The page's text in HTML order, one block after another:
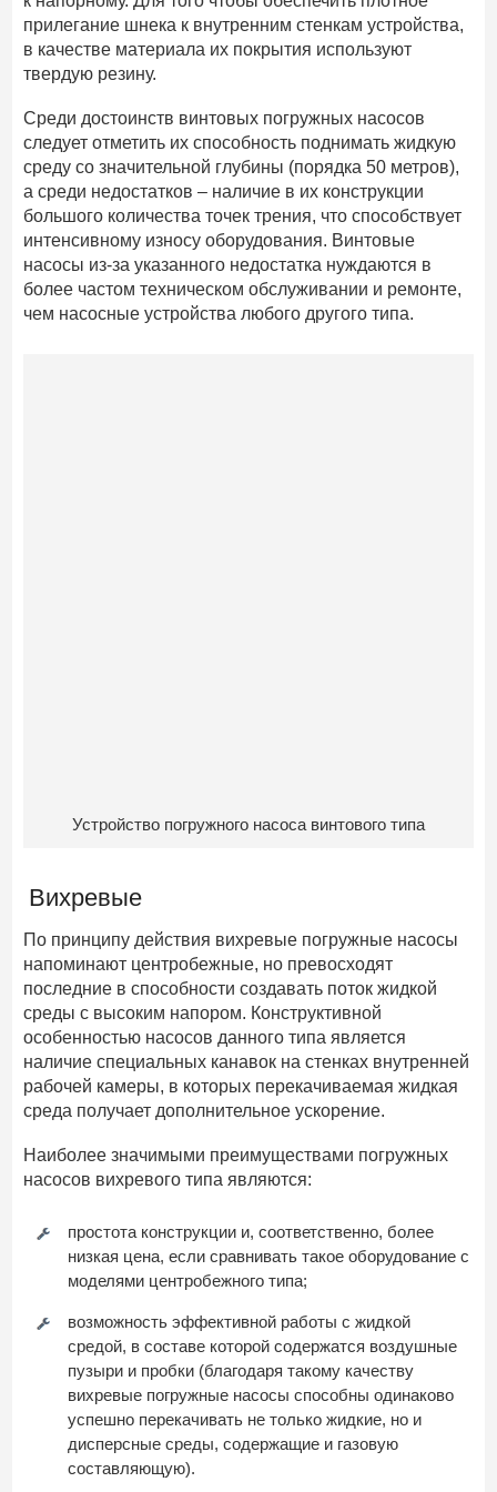
прилегание шнека к внутренним стенкам устройства,
в качестве материала их покрытия используют
твердую резину.
Среди достоинств винтовых погружных насосов
следует отметить их способность поднимать жидкую
среду со значительной глубины (порядка 50 метров),
а среди недостатков – наличие в их конструкции
большого количества точек трения, что способствует
интенсивному износу оборудования. Винтовые
насосы из-за указанного недостатка нуждаются в
более частом техническом обслуживании и ремонте,
чем насосные устройства любого другого типа.
Устройство погружного насоса винтового типа
Вихревые
По принципу действия вихревые погружные насосы
напоминают центробежные, но превосходят
последние в способности создавать поток жидкой
среды с высоким напором. Конструктивной
особенностью насосов данного типа является
наличие специальных канавок на стенках внутренней
рабочей камеры, в которых перекачиваемая жидкая
среда получает дополнительное ускорение.
Наиболее значимыми преимуществами погружных
насосов вихревого типа являются:
простота конструкции и, соответственно, более
низкая цена, если сравнивать такое оборудование с
моделями центробежного типа;
возможность эффективной работы с жидкой
средой, в составе которой содержатся воздушные
пузыри и пробки (благодаря такому качеству
вихревые погружные насосы способны одинаково
успешно перекачивать не только жидкие, но и
дисперсные среды, содержащие и газовую
составляющую).